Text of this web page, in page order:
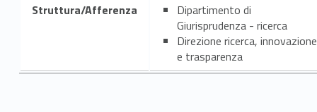
Struttura/Afferenza
Dipartimento di
Giurisprudenza - ricerca
Direzione ricerca, innovazione
e trasparenza